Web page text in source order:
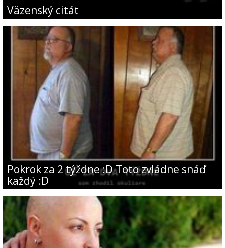
Väzenský citát
Pokrok za 2 týždne :D Toto zvládne snáď
každý :D